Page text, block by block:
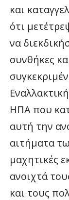
και
ότι
να
συνθήκες
ΗΠΑ που
αυτή την
αιτήματα
μαχητικές
ανοιχτά
και τους